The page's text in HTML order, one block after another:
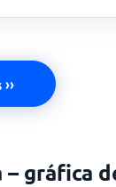
– gráfica